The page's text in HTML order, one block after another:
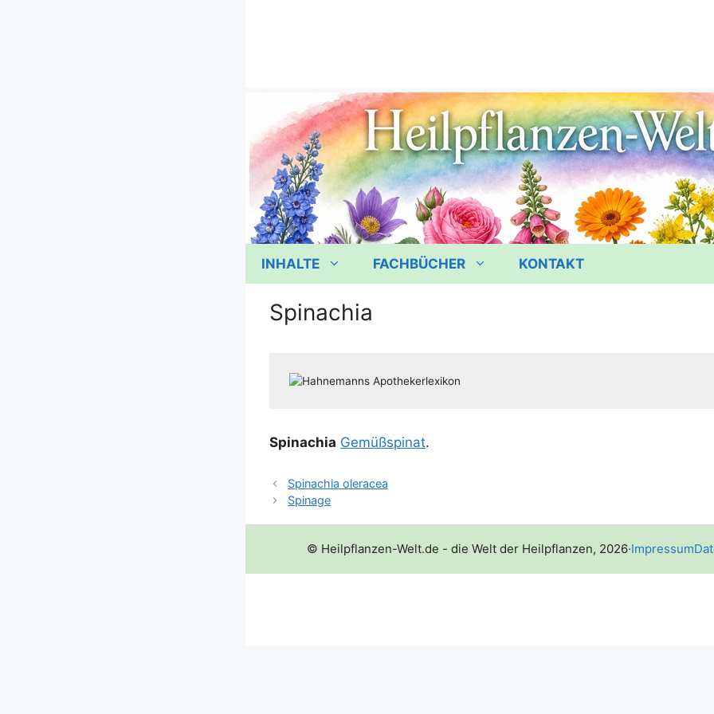
INHALTE FACHBÜCHER KONTAKT
Spinachia
Spina­ch­ia Gemüß­spi­nat.
Spinachia oleracea
Spinage
© Heilpflanzen-Welt.de - die Welt der Heilpflanzen, 2026·Impressum